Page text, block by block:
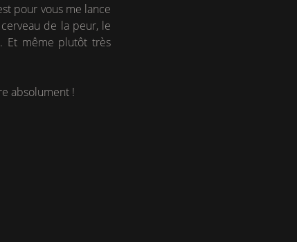
pour vous me lance
de la peur, le
Et même plutôt très
absolument !